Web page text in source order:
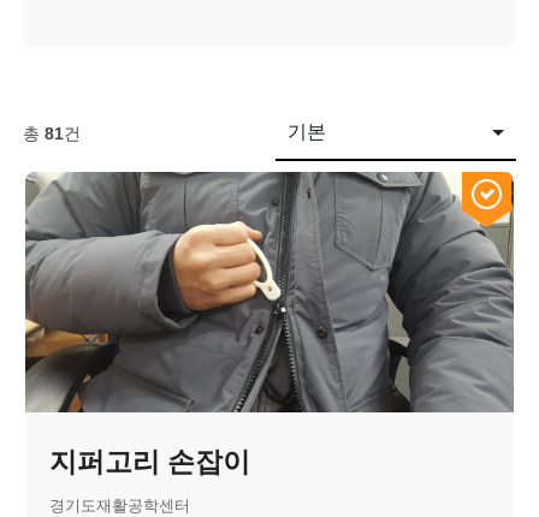
총81건 기본
지퍼고리 손잡이
경기도재활공학센터